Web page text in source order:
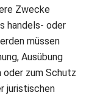
Zwecke
handels- oder
müssen
Ausübung
oder zum Schutz
juristischen